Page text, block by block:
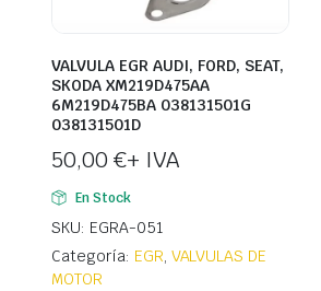
VALVULA EGR AUDI, FORD, SEAT,
SKODA XM219D475AA
6M219D475BA 038131501G
038131501D
50,00 €+ IVA
En Stock
SKU: EGRA-051
Categoría: EGR, VALVULAS DE
MOTOR